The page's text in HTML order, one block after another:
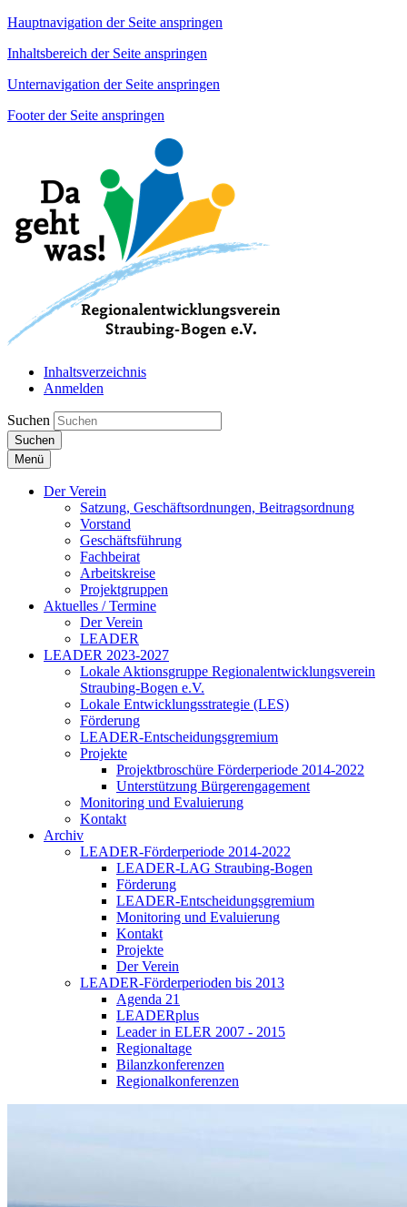
Hauptnavigation der Seite anspringen
Inhaltsbereich der Seite anspringen
Unternavigation der Seite anspringen
Footer der Seite anspringen
Inhaltsverzeichnis
Anmelden
Suchen
Suchen
Menü
Der Verein
Satzung, Geschäftsordnungen, Beitragsordnung
Vorstand
Geschäftsführung
Fachbeirat
Arbeitskreise
Projektgruppen
Aktuelles / Termine
Der Verein
LEADER
LEADER 2023-2027
Lokale Aktionsgruppe Regionalentwicklungsverein
Straubing-Bogen e.V.
Lokale Entwicklungsstrategie (LES)
Förderung
LEADER-Entscheidungsgremium
Projekte
Projektbroschüre Förderperiode 2014-2022
Unterstützung Bürgerengagement
Monitoring und Evaluierung
Kontakt
Archiv
LEADER-Förderperiode 2014-2022
LEADER-LAG Straubing-Bogen
Förderung
LEADER-Entscheidungsgremium
Monitoring und Evaluierung
Kontakt
Projekte
Der Verein
LEADER-Förderperioden bis 2013
Agenda 21
LEADERplus
Leader in ELER 2007 - 2015
Regionaltage
Bilanzkonferenzen
Regionalkonferenzen